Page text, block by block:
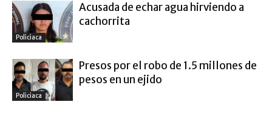
Policiaca
Acusada de echar agua hirviendo a
cachorrita
Policiaca
Presos por el robo de 1.5 millones de
pesos en un ejido